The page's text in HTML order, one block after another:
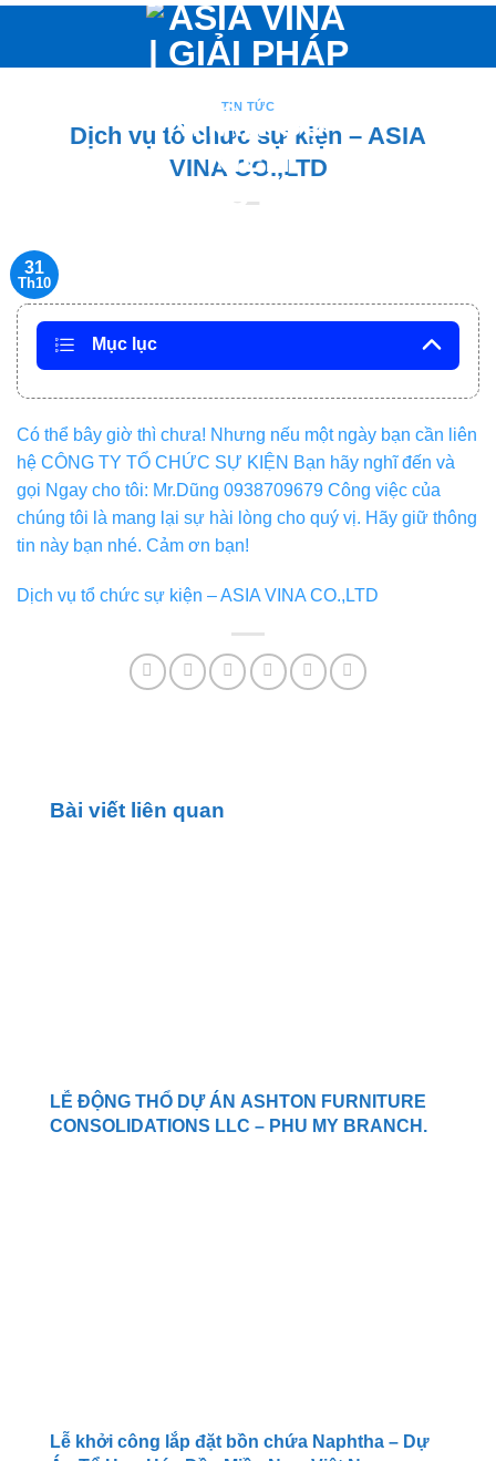
nội
TIN TỨC
Dịch vụ tổ chức sự kiện – ASIA
VINA CO.,LTD
31
Th10
Mục lục
Có thể bây giờ thì chưa! Nhưng nếu một ngày bạn cần liên
hệ CÔNG TY TỔ CHỨC SỰ KIỆN Bạn hãy nghĩ đến và
gọi Ngay cho tôi: Mr.Dũng 0938709679 Công việc của
chúng tôi là mang lại sự hài lòng cho quý vị. Hãy giữ thông
tin này bạn nhé. Cảm ơn bạn!
Dịch vụ tổ chức sự kiện – ASIA VINA CO.,LTD
Bài viết liên quan
LỄ ĐỘNG THỔ DỰ ÁN ASHTON FURNITURE
CONSOLIDATIONS LLC – PHU MY BRANCH.
Lễ khởi công lắp đặt bồn chứa Naphtha – Dự